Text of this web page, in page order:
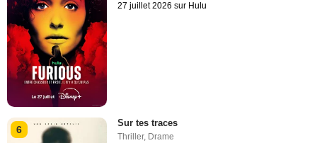
27 juillet 2026 sur Hulu
6
Sur tes traces
Thriller, Drame